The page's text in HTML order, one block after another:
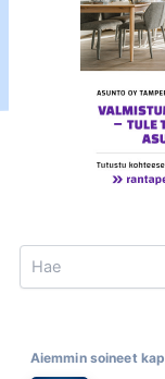
Search
Aiemmin soineet